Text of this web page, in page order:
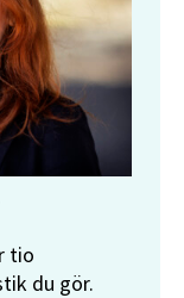
tio
du gör.